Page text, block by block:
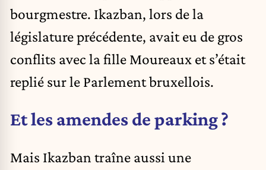
bourgmestre. Ikazban, lors de la
législature précédente, avait eu de gros
conflits avec la fille Moureaux et s’était
replié sur le Parlement bruxellois.
Et les amendes de parking ?
Mais Ikazban traîne aussi une